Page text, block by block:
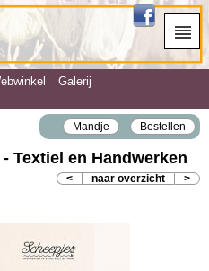
Galerij
Mandje Bestellen
Textiel en Handwerken
< naar overzicht >